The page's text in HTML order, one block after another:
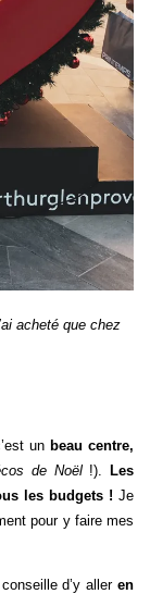
acheté que chez
un beau centre,
de Noël!).
Les
les budgets ! Je
pour y faire mes
d’y aller en